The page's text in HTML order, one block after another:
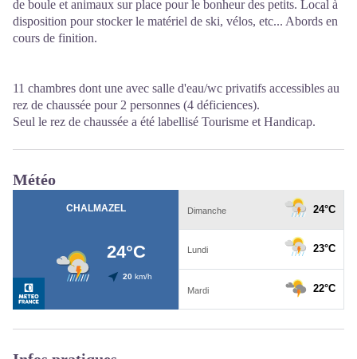
de boule et animaux sur place pour le bonheur des petits. Local à
disposition pour stocker le matériel de ski, vélos, etc... Abords en
cours de finition.
11 chambres dont une avec salle d'eau/wc privatifs accessibles au
rez de chaussée pour 2 personnes (4 déficiences).
Seul le rez de chaussée a été labellisé Tourisme et Handicap.
Météo